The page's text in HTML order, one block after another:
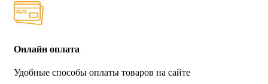
Онлайн оплата
Удобные способы оплаты товаров на сайте